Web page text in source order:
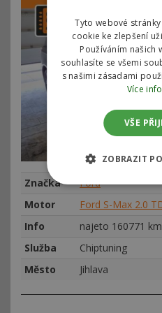
Značka
Ford
Motor
Ford S-Max 2.0
Info
najeto 160771
Služba
Chiptuning
Město
Jihlava
Tyto webové
cookie ke zlepšení
Používáním našich
souhlasíte se všemi
s našimi zásadami
Více
VŠE
ZOBRAZIT